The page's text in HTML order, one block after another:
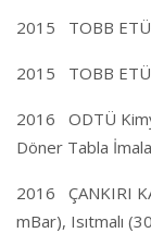
2015 TOBB ETÜ
2015 TOBB
2016 ODTÜ
Döner Tabla
2016 ÇANKIRI
mBar), Isıtmalı